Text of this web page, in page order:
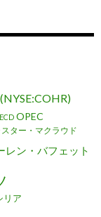
OPEC
スター・マクラウド
レン・バフェット
リア